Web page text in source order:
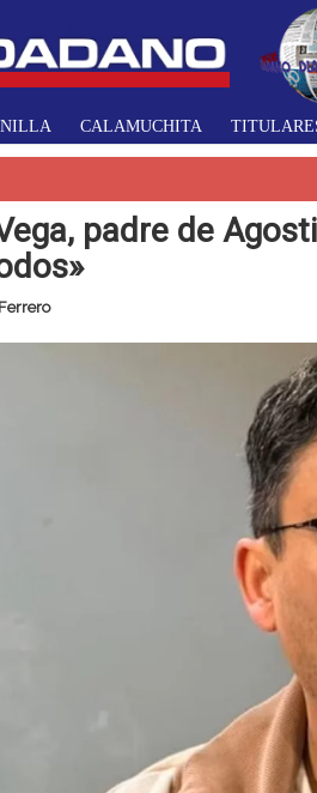
CALAMUCHITA
padre de